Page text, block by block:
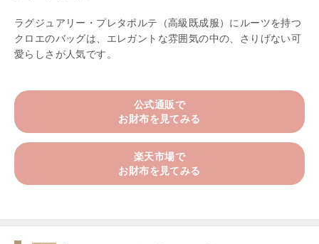
ラグジュアリー・プレタポルテ（高級既成服）にルーツを持つ
クロエのバッグは、エレガントな雰囲気の中の、さりげない可
愛らしさが人気です。
公式通販で
お財布を見てみる
楽天市場で
お財布を見てみる